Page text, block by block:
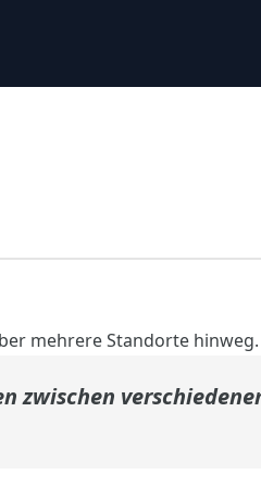
mehrere Standorte hinweg.
zwischen